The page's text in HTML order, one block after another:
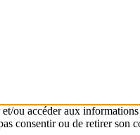
accéder aux
consentir ou de retirer son